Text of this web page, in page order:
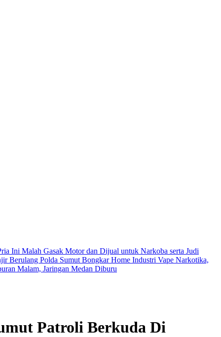
Ini Malah Gasak Motor dan Dijual untuk Narkoba serta Judi
Berulang Polda Sumut Bongkar Home Industri Vape Narkotika,
Malam, Jaringan Medan Diburu
Patroli Berkuda Di